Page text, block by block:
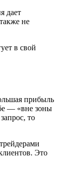
дает
не
в свой
прибыль
— «вне зоны
то
Это